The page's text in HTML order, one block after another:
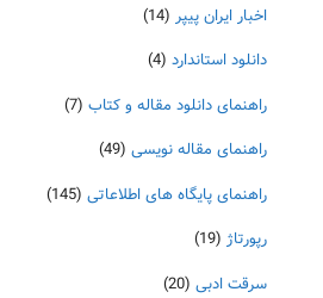
اخبار ایران پیپر (14)
دانلود استاندارد (4)
راهنمای دانلود مقاله و کتاب (7)
راهنمای مقاله نویسی (49)
راهنمای پایگاه های اطلاعاتی (145)
رپورتاژ (19)
سرقت ادبی (20)